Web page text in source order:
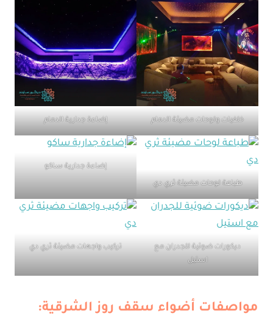
خلفيات ولوحات مضيئة الدمام إضاءة جدارية الدمام
طباعة لوحات مضيئة ثري دي
إضاءة جدارية ساكو
ديكورات ضوئية للجدران مع
استيل
تركيب واجهات مضيئة ثري دي
مواصفات أضواء سقف روز الشرقية: